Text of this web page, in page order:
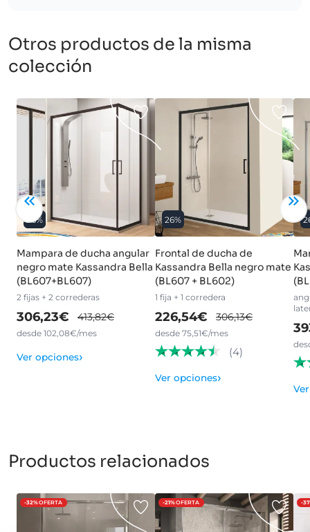
Otros productos de la misma
colección
26%
Mampara de ducha angular
negro mate Kassandra Bella
(BL607+BL607)
2 fijas + 2 correderas
306,23€ 413,82€
desde 102,08€/mes
Ver opciones›
26%
Frontal de ducha de
Kassandra Bella negro mate
(BL607 + BL602)
1 fija + 1 corredera
226,54€ 306,13€
desde 75,51€/mes
(4)
Ver opciones›
Productos relacionados
-32%OFERTA -21%OFERTA -